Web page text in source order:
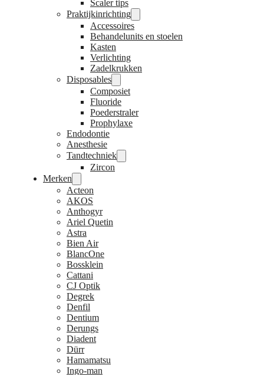
Scaler tips
Praktijkinrichting
Accessoires
Behandelunits en stoelen
Kasten
Verlichting
Zadelkrukken
Disposables
Composiet
Fluoride
Poederstraler
Prophylaxe
Endodontie
Anesthesie
Tandtechniek
Zircon
Merken
Acteon
AKOS
Anthogyr
Ariel Quetin
Astra
Bien Air
BlancOne
Bossklein
Cattani
CJ Optik
Degrek
Denfil
Dentium
Derungs
Diadent
Dürr
Hamamatsu
Ingo-man